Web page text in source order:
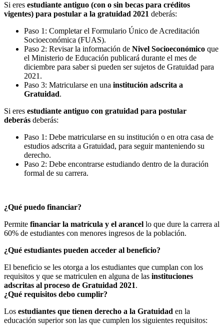
Si eres estudiante antiguo (con o sin becas para créditos
vigentes) para postular a la gratuidad 2021 deberás:
Paso 1: Completar el Formulario Único de Acreditación
Socioeconómica (FUAS).
Paso 2: Revisar la información de Nivel Socioeconómico que
el Ministerio de Educación publicará durante el mes de
diciembre para saber si pueden ser sujetos de Gratuidad para
2021.
Paso 3: Matricularse en una institución adscrita a
Gratuidad.
Si eres estudiante antiguo con gratuidad para postular
deberás deberás:
Paso 1: Debe matricularse en su institución o en otra casa de
estudios adscrita a Gratuidad, para seguir manteniendo su
derecho.
Paso 2: Debe encontrarse estudiando dentro de la duración
formal de su carrera.
¿Qué puedo financiar?
Permite financiar la matrícula y el arancel lo que dure la carrera al
60% de estudiantes con menores ingresos de la población.
¿Qué estudiantes pueden acceder al beneficio?
El beneficio se les otorga a los estudiantes que cumplan con los
requisitos y que se matriculen en alguna de las instituciones
adscritas al proceso de Gratuidad 2021.
¿Qué requisitos debo cumplir?
Los estudiantes que tienen derecho a la Gratuidad en la
educación superior son las que cumplen los siguientes requisitos: